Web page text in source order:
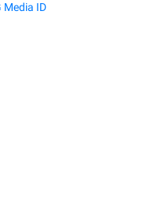
Media ID